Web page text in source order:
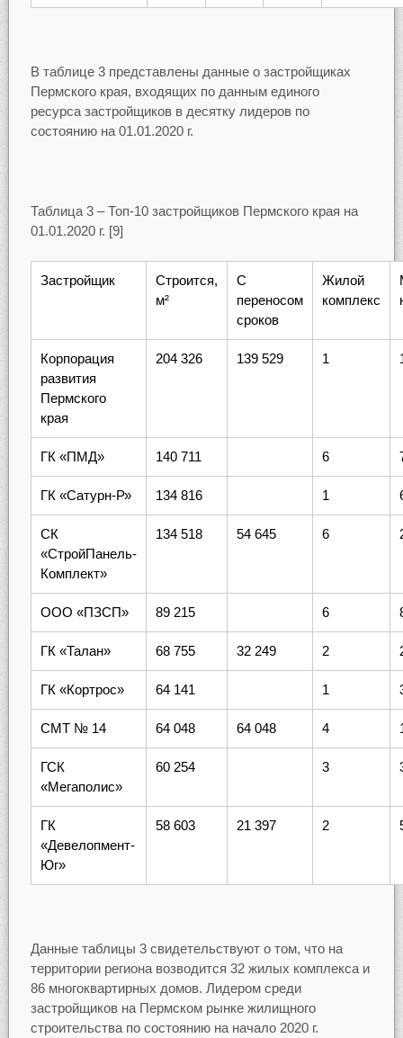
В таблице 3 представлены данные о застройщиках
Пермского края, входящих по данным единого
ресурса застройщиков в десятку лидеров по
состоянию на 01.01.2020 г.
Таблица 3 – Топ-10 застройщиков Пермского края на
01.01.2020 г. [9]
Застройщик
Строится,
м²
С
переносом
сроков
Жилой
комплекс
Корпорация
развития
Пермского
края
204 326 139 529 1
ГК «ПМД» 140 711 6
ГК «Сатурн-Р» 134 816 1
СК
«СтройПанель-
Комплект»
134 518 54 645 6
ООО «ПЗСП» 89 215 6
ГК «Талан» 68 755 32 249 2
ГК «Кортрос» 64 141 1
СМТ № 14 64 048 64 048 4
ГСК
«Мегаполис»
60 254 3
ГК
«Девелопмент-
Юг»
58 603 21 397 2
Данные таблицы 3 свидетельствуют о том, что на
территории региона возводится 32 жилых комплекса и
86 многоквартирных домов. Лидером среди
застройщиков на Пермском рынке жилищного
строительства по состоянию на начало 2020 г.